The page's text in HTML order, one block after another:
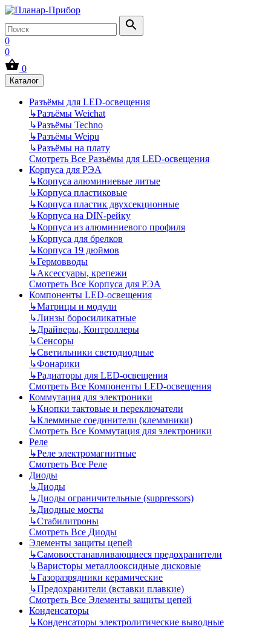
0
0
0
Каталог
Разъёмы для LED-освещения
↳Разъёмы Weichat
↳Разъёмы Techno
↳Разъёмы Weipu
↳Разъёмы на плату
Смотреть Все Разъёмы для LED-освещения
Корпуса для РЭА
↳Корпуса алюминиевые литые
↳Корпуса пластиковые
↳Корпуса пластик двухсекционные
↳Корпуса на DIN-рейку
↳Корпуса из алюминиевого профиля
↳Корпуса для брелков
↳Корпуса 19 дюймов
↳Гермовводы
↳Аксессуары, крепежи
Смотреть Все Корпуса для РЭА
Компоненты LED-освещения
↳Матрицы и модули
↳Линзы боросиликатные
↳Драйверы, Контроллеры
↳Сенсоры
↳Светильники светодиодные
↳Фонарики
↳Радиаторы для LED-освещения
Смотреть Все Компоненты LED-освещения
Коммутация для электроники
↳Кнопки тактовые и переключатели
↳Клеммные соединители (клеммники)
Смотреть Все Коммутация для электроники
Реле
↳Реле электромагнитные
Смотреть Все Реле
Диоды
↳Диоды
↳Диоды ограничительные (suppressors)
↳Диодные мосты
↳Стабилитроны
Смотреть Все Диоды
Элементы защиты цепей
↳Самовосстанавливающиеся предохранители
↳Варисторы металлооксидные дисковые
↳Газоразрядники керамические
↳Предохранители (вставки плавкие)
Смотреть Все Элементы защиты цепей
Конденсаторы
↳Конденсаторы электролитические выводные